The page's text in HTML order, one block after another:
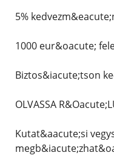
5%
1000 eur&oacute;
Biztos&iacute;tson
OLVASSA
Kutat&aacute;si